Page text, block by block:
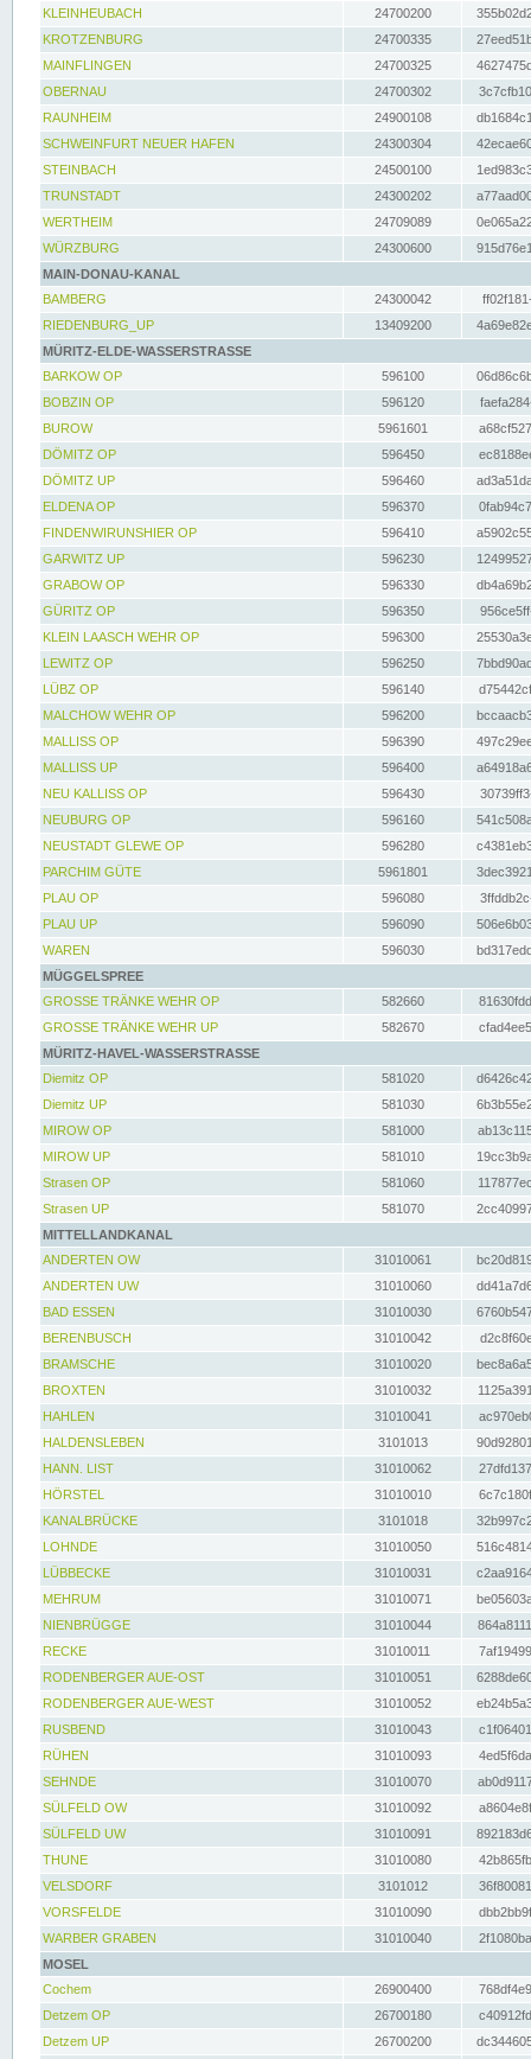
KLEINHEUBACH 24700200
KROTZENBURG
24700335
MAINFLINGEN
24700325
OBERNAU
24700302
RAUNHEIM
24900108
SCHWEINFURT NEUER HAFEN
24300304
STEINBACH
24500100
TRUNSTADT
24300202
WERTHEIM
24709089
WÜRZBURG
24300600
MAIN-DONAU-KANAL
BAMBERG
24300042
RIEDENBURG_UP
13409200
MÜRITZ-ELDE-WASSERSTRASSE
BARKOW OP
596100
BOBZIN OP
596120
BUROW
5961601
DÖMITZ OP
596450
DÖMITZ UP
596460
ELDENA OP
596370
FINDENWIRUNSHIER OP
596410
GARWITZ UP
596230
GRABOW OP
596330
GÜRITZ OP
596350
KLEIN LAASCH WEHR OP
596300
LEWITZ OP
596250
LÜBZ OP
596140
MALCHOW WEHR OP
596200
MALLISS OP
596390
MALLISS UP
596400
NEU KALLISS OP
596430
NEUBURG OP
596160
NEUSTADT GLEWE OP
596280
PARCHIM GÜTE
5961801
PLAU OP
596080
PLAU UP
596090
WAREN
596030
MÜGGELSPREE
GROSSE TRÄNKE WEHR OP
582660
GROSSE TRÄNKE WEHR UP
582670
MÜRITZ-HAVEL-WASSERSTRASSE
Diemitz OP
581020
Diemitz UP
581030
MIROW OP
581000
MIROW UP
581010
Strasen OP
581060
Strasen UP
581070
MITTELLANDKANAL
ANDERTEN OW
31010061
ANDERTEN UW
31010060
BAD ESSEN
31010030
BERENBUSCH
31010042
BRAMSCHE
31010020
BROXTEN
31010032
HAHLEN
31010041
HALDENSLEBEN
3101013
HANN. LIST
31010062
HÖRSTEL
31010010
KANALBRÜCKE
3101018
LOHNDE
31010050
LÜBBECKE
31010031
MEHRUM
31010071
NIENBRÜGGE
31010044
RECKE
31010011
RODENBERGER AUE-OST
31010051
RODENBERGER AUE-WEST
31010052
RUSBEND
31010043
RÜHEN
31010093
SEHNDE
31010070
SÜLFELD OW
31010092
SÜLFELD UW
31010091
THUNE
31010080
VELSDORF
3101012
VORSFELDE
31010090
WARBER GRABEN
31010040
MOSEL
Cochem
26900400
Detzem OP
26700180
Detzem UP
26700200